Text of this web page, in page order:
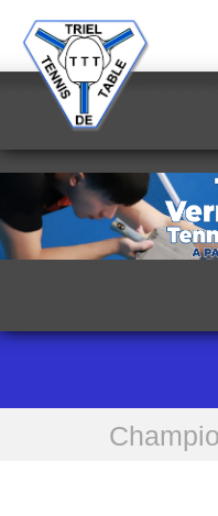
[CdP • 2eD] Triel TT 3 vs